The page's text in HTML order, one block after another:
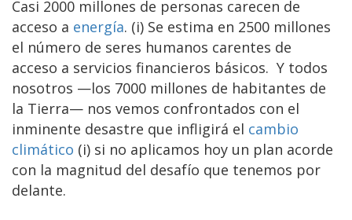
Casi 2000 millones de personas carecen de
acceso a energía. (i) Se estima en 2500 millones
el número de seres humanos carentes de
acceso a servicios financieros básicos. Y todos
nosotros —los 7000 millones de habitantes de
la Tierra— nos vemos confrontados con el
inminente desastre que infligirá el cambio
climático (i) si no aplicamos hoy un plan acorde
con la magnitud del desafío que tenemos por
delante.